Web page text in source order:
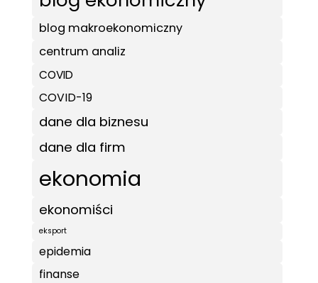
blog makroekonomiczny
centrum analiz
COVID
COVID-19
dane dla biznesu
dane dla firm
ekonomia
ekonomiści
eksport
epidemia
finanse